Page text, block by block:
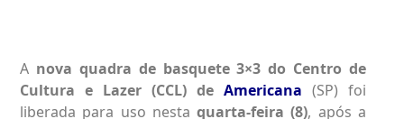
A nova quadra de basquete 3×3 do Centro de
Cultura e Lazer (CCL) de Americana (SP) foi
liberada para uso nestaquarta-feira (8), após a